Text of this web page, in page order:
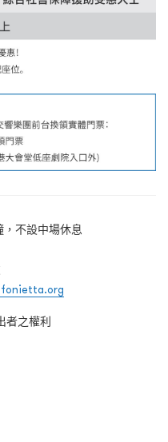
，不設中場休息
者之權利